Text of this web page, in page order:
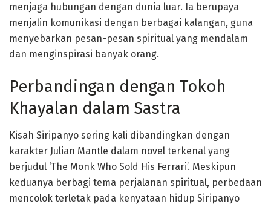
menjaga hubungan dengan dunia luar. Ia berupaya
menjalin komunikasi dengan berbagai kalangan, guna
menyebarkan pesan-pesan spiritual yang mendalam
dan menginspirasi banyak orang.
Perbandingan dengan Tokoh
Khayalan dalam Sastra
Kisah Siripanyo sering kali dibandingkan dengan
karakter Julian Mantle dalam novel terkenal yang
berjudul ‘The Monk Who Sold His Ferrari’. Meskipun
keduanya berbagi tema perjalanan spiritual, perbedaan
mencolok terletak pada kenyataan hidup Siripanyo